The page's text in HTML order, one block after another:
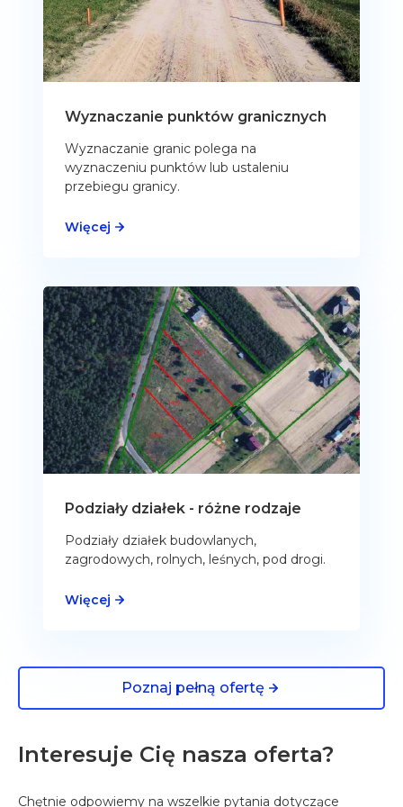
Wyznaczanie punktów granicznych
Wyznaczanie granic polega na
wyznaczeniu punktów lub ustaleniu
przebiegu granicy.
Więcej
Podziały działek - różne rodzaje
Podziały działek budowlanych,
zagrodowych, rolnych, leśnych, pod drogi.
Więcej
Poznaj pełną ofertę
Interesuje Cię nasza oferta?
Chętnie odpowiemy na wszelkie pytania dotyczące